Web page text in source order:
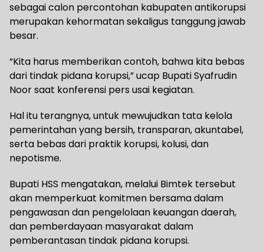
sebagai calon percontohan kabupaten antikorupsi
merupakan kehormatan sekaligus tanggung jawab
besar.
“Kita harus memberikan contoh, bahwa kita bebas
dari tindak pidana korupsi,” ucap Bupati Syafrudin
Noor saat konferensi pers usai kegiatan.
Hal itu terangnya, untuk mewujudkan tata kelola
pemerintahan yang bersih, transparan, akuntabel,
serta bebas dari praktik korupsi, kolusi, dan
nepotisme.
Bupati HSS mengatakan, melalui Bimtek tersebut
akan memperkuat komitmen bersama dalam
pengawasan dan pengelolaan keuangan daerah,
dan pemberdayaan masyarakat dalam
pemberantasan tindak pidana korupsi.